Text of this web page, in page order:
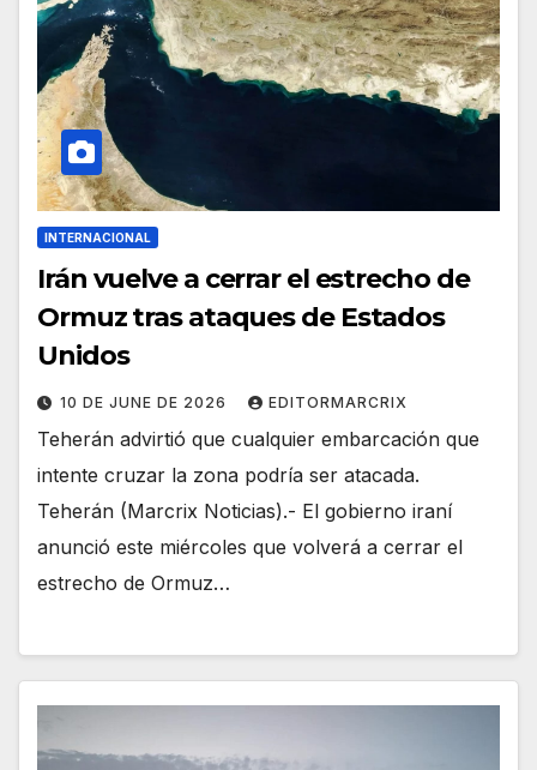
INTERNACIONAL
Irán vuelve a cerrar el estrecho de
Ormuz tras ataques de Estados
Unidos
10 DE JUNE DE 2026 EDITORMARCRIX
Teherán advirtió que cualquier embarcación que
intente cruzar la zona podría ser atacada.
Teherán (Marcrix Noticias).- El gobierno iraní
anunció este miércoles que volverá a cerrar el
estrecho de Ormuz…